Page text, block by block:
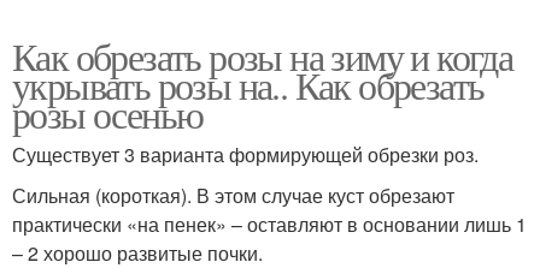
Как обрезать розы на зиму и когда
укрывать розы на.. Как обрезать
розы осенью
Существует 3 варианта формирующей обрезки роз.
Сильная (короткая). В этом случае куст обрезают
практически «на пенек» – оставляют в основании лишь 1
– 2 хорошо развитые почки.